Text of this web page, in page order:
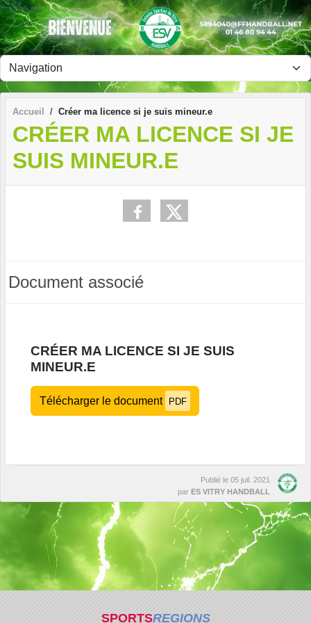
Accueil Créer ma licence si je suis mineur.e
CRÉER MA LICENCE SI JE
SUIS MINEUR.E
Document associé
CRÉER MA LICENCE SI JE SUIS
MINEUR.E
Télécharger le document PDF
Publié le 05 juil. 2021
par ES VITRY HANDBALL
SPORTSREGIONS
Panneau de gestion des cookies